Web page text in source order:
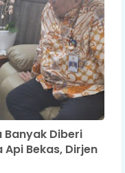
Banyak Diberi
Bekas, Dirjen